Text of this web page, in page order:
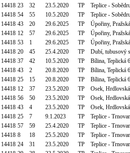
14418 23 32 23.5.2020 TP
Teplice -
14418 54 55 10.5.2020 TP
Teplice -
14418 43 20 29.6.2025 TP
Úpořiny,
14418 12 57 29.6.2025 TP
Úpořiny,
14418 53 1 29.6.2025 TP
Úpořiny,
14418 20 45 25.4.2020 TP
Dubí, tubusový
14418 37 42 10.5.2020 TP
Bílina, Teplická
14418 43 2 20.8.2020 TP
Bílina, Teplická
14418 25 15 20.8.2020 TP
Bílina, Teplická
14418 12 37 23.5.2020 TP
Osek,
14418 56 50 23.5.2020 TP
Osek,
14418 43 4 23.5.2020 TP
Osek,
14418 25 7 9.1.2023 TP
Teplice -
14418 57 59 25.4.2020 TP
Teplice -
14418 8 18 25.5.2020 TP
Teplice -
14418 24 31 23.5.2020 TP
Teplice -